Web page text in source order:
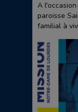
A
paroisse
familial à